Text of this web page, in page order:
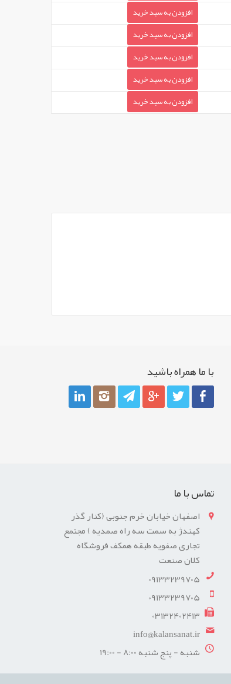
افزودن به سبد خرید
افزودن به سبد خرید
افزودن به سبد خرید
افزودن به سبد خرید
افزودن به سبد خرید
با ما همراه باشيد
تماس با ما
اصفهان خیابان خرم جنوبی (کنار گذر
کهندژ به سمت سه راه صمدیه ) مجتمع
تجاری صفویه طبقه همکف فروشگاه
کلان صنعت
09133239705
09133239705
03132402413
info@kalansanat.ir
شنبه - پنج شنبه 8:00 - 19:00